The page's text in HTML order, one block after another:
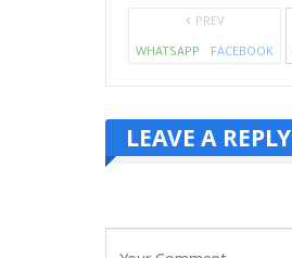
PREV
WHATSAPP
FACEBOOK
LEAVE A REPLY